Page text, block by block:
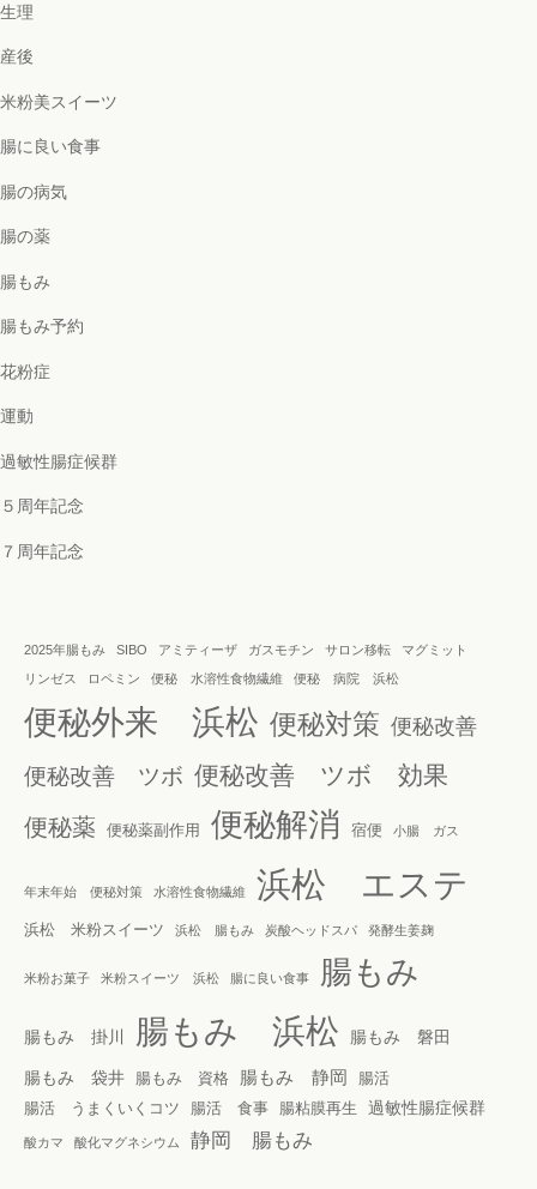
生理
産後
米粉美スイーツ
腸に良い食事
腸の病気
腸の薬
腸もみ
腸もみ予約
花粉症
運動
過敏性腸症候群
５周年記念
７周年記念
2025年腸もみ SIBO アミティーザ ガスモチン サロン移転
マグミット
リンゼス
ロペミン 便秘 水溶性食物繊維 便秘 病院 浜松
便秘外来 浜松 便秘対策 便秘改善
便秘改善 ツボ 便秘改善 ツボ 効果
便秘薬 便秘薬副作用 便秘解消 宿便 小腸 ガス
年末年始 便秘対策 水溶性食物繊維 浜松 エステ
浜松 米粉スイーツ 浜松 腸もみ 炭酸ヘッドスパ 発酵生姜麹
米粉お菓子 米粉スイーツ 浜松 腸に良い食事 腸もみ
腸もみ 掛川 腸もみ 浜松 腸もみ 磐田
腸もみ 袋井 腸もみ 資格 腸もみ 静岡
腸活
腸活 うまくいくコツ
腸活 食事 腸粘膜再生 過敏性腸症候群
酸カマ 酸化マグネシウム 静岡 腸もみ